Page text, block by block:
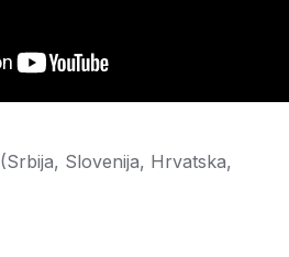
(Srbija, Slovenija, Hrvatska,